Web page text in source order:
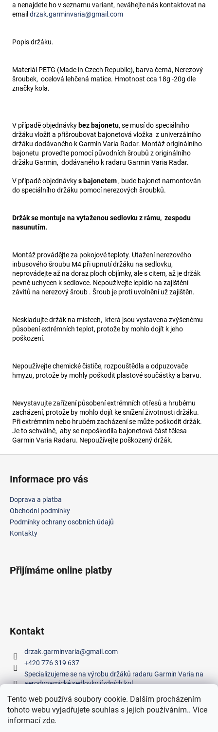
Tento web používá soubory cookie. Dalším procházením
tohoto webu vyjadřujete souhlas s jejich používáním.. Více
informací zde.
a nenajdete ho v seznamu variant, neváhejte nás kontaktovat na
emaildrzak.garminvaria@gmail.com
Popis držáku.
Materiál PETG (Made in Czech Republic), barva černá, Nerezový
šroubek, ocelová lehčená matice. Hmotnost cca 18g -20g dle
značky kola.
V případě objednávkybez bajonetu, se musí do speciálního
držáku vložit a přišroubovat bajonetová vložka z univerzálního
držáku dodávaného k Garmin Varia Radar. Montáž originálního
bajonetu proveďte pomocí původních šroubů z originálního
držáku Garmin, dodávaného k radaru Garmin Varia Radar.
V případě objednávkys bajonetem , bude bajonet namontován
do speciálního držáku pomocí nerezových šroubků.
Držák se montuje na vytaženou sedlovku z rámu, zespodu
nasunutím.
Montáž provádějte za pokojové teploty. Utažení nerezového
inbusového šroubu M4 při upnutí držáku na sedlovku,
neprovádejte až na doraz ploch objímky, ale s citem, až je držák
pevně uchycen k sedlovce. Nepoužívejte lepidlo na zajištění
závitů na nerezový šroub . Šroub je proti uvolnění už zajištěn.
Neskladujte držák na místech, která jsou vystavena zvýšenému
působení extrémních teplot, protože by mohlo dojít k jeho
poškození.
Nepoužívejte chemické čističe, rozpouštědla a odpuzovače
hmyzu, protože by mohly poškodit plastové součástky a barvu.
Nevystavujte zařízení působení extrémních otřesů a hrubému
zacházení, protože by mohlo dojít ke snížení životnosti držáku.
Při extrémním nebo hrubém zacházení se může poškodit držák.
Je to schválně, aby se nepoškodila bajonetová část tělesa
Garmin Varia Radaru. Nepoužívejte poškozený držák.
Informace pro vás
Doprava a platba
Obchodní podmínky
Podmínky ochrany osobních údajů
Kontakty
Přijímáme online platby
Kontakt
drzak.garminvaria@gmail.com
+420 776 319 637
Specializujeme se na výrobu držáků radaru Garmin Varia na
aerodynamické sedlovky jízdních kol.
Facebook